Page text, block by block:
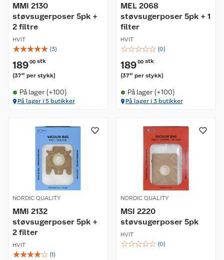
MMI 2130
støvsugerposer 5pk +
2 filtre
HVIT
☆☆☆☆☆ (3)
18900 stk
(3780 per stykk)
På lager (+100)
På lager i 5 butikker
MEL 2068
støvsugerposer 5pk + 1
filter
HVIT
☆☆☆☆☆ (0)
18900 stk
(3780 per stykk)
På lager (+100)
På lager i 3 butikker
NORDIC QUALITY
MMI 2132
støvsugerposer 5pk +
2 filter
HVIT
☆☆☆☆☆ (1)
NORDIC QUALITY
MSI 2220
støvsugerposer 5pk
HVIT
☆☆☆☆☆ (0)